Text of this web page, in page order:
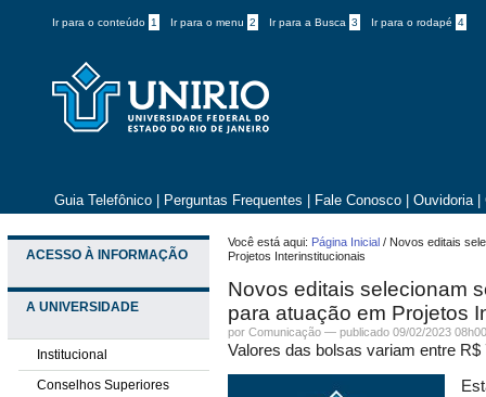
Ir para o conteúdo 1 Ir para o menu 2 Ir para a Busca 3 Ir para o rodapé 4
Guia Telefônico Perguntas Frequentes Fale Conosco Ouvidoria
ACESSO À INFORMAÇÃO
A UNIVERSIDADE
Institucional
Conselhos Superiores
Você está aqui: Página Inicial / Novos editais
Projetos Interinstitucionais
Novos editais selecionam
para atuação em Projetos
porComunicação —publicado 09/02/2023
Valores das bolsas variam entre R$